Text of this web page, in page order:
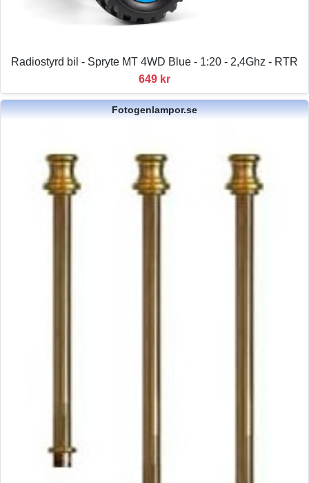
Radiostyrd bil - Spryte MT 4WD Blue - 1:20 - 2,4Ghz - RTR
649 kr
Fotogenlampor.se